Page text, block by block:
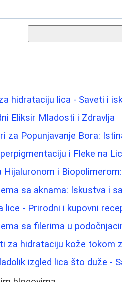
hidrataciju lica - Saveti i
Eliksir Mladosti i Zdravlja
za Popunjavanje Bora:
i Fleke na
Hijaluronom i
sa aknama: Iskustva i
lice - Prirodni i kupovni
sa filerima u
za hidrataciju kože tokom
izgled lica što duže -